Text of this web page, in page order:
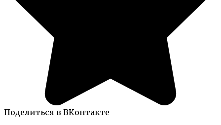
Поделиться в ВКонтакте